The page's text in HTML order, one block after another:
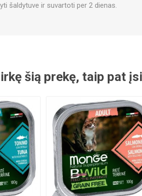
šaldytuve ir suvartoti per 2 dienas.
šią prekę, taip pat